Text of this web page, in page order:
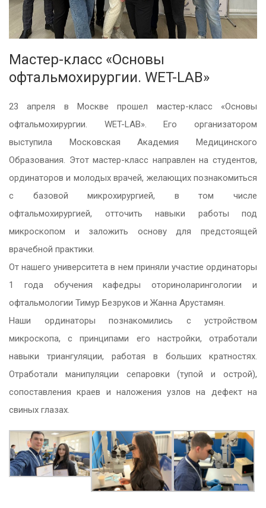
Мастер-класс «Основы
офтальмохирургии. WET-LAB»
23 апреля в Москве прошел мастер-класс «Основы
офтальмохирургии. WET-LAB». Его организатором
выступила Московская Академия Медицинского
Образования. Этот мастер-класс направлен на студентов,
ординаторов и молодых врачей, желающих познакомиться
с базовой микрохирургией, в том числе
офтальмохирургией, отточить навыки работы под
микроскопом и заложить основу для предстоящей
врачебной практики.
От нашего университета в нем приняли участие ординаторы
1 года обучения кафедры оториноларингологии и
офтальмологии Тимур Безруков и Жанна Арустамян.
Наши ординаторы познакомились с устройством
микроскопа, с принципами его настройки, отработали
навыки триангуляции, работая в больших кратностях.
Отработали манипуляции сепаровки (тупой и острой),
сопоставления краев и наложения узлов на дефект на
свиных глазах.